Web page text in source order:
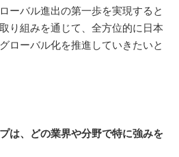
ーバル進出の第一歩を実現すると
り組みを通じて、全方位的に日本
ローバル化を推進していきたいと
、どの業界や分野で特に強みを